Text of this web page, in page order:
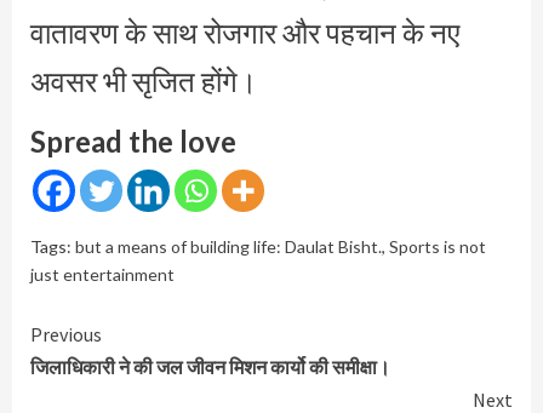
वातावरण के साथ रोजगार और पहचान के नए
अवसर भी सृजित होंगे।
Spread the love
Tags: but a means of building life: Daulat Bisht., Sports is not
just entertainment
Continue
Reading
Previous
जिलाधिकारी ने की जल जीवन मिशन कार्यो की समीक्षा।
Next